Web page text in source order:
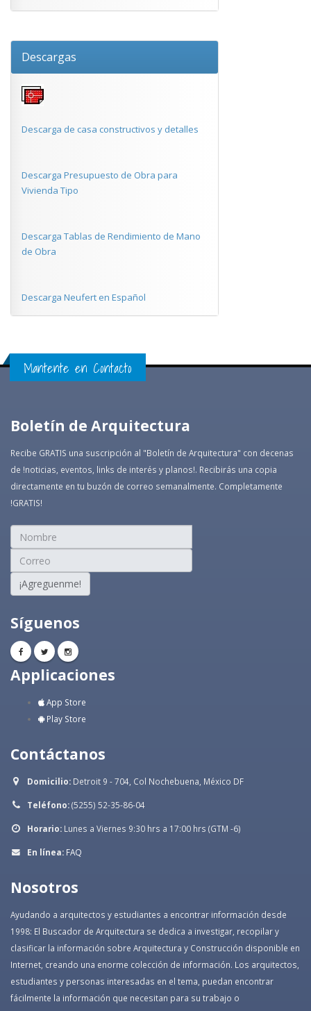
Descargas
Descarga de casa constructivos y detalles
Descarga Presupuesto de Obra para
Vivienda Tipo
Descarga Tablas de Rendimiento de Mano
de Obra
Descarga Neufert en Español
Mantente en Contacto
Boletín de Arquitectura
Recibe GRATIS una suscripción al "Boletín de Arquitectura" con decenas
de !noticias, eventos, links de interés y planos!. Recibirás una copia
directamente en tu buzón de correo semanalmente. Completamente
!GRATIS!
¡Agreguenme!
Síguenos
Applicaciones
App Store
Play Store
Contáctanos
Domicilio: Detroit 9 - 704, Col Nochebuena, México DF
Teléfono:(5255) 52-35-86-04
Horario: Lunes a Viernes 9:30 hrs a 17:00 hrs (GTM -6)
En línea: FAQ
Nosotros
Ayudando a arquitectos y estudiantes a encontrar información desde
1998: El Buscador de Arquitectura se dedica a investigar, recopilar y
clasificar la información sobre Arquitectura y Construcción disponible en
Internet, creando una enorme colección de información. Los arquitectos,
estudiantes y personas interesadas en el tema, puedan encontrar
fácilmente la información que necesitan para su trabajo o